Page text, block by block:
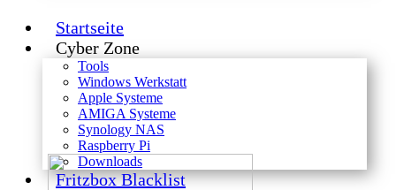
Startseite
Cyber Zone
Tools
Windows Werkstatt
Apple Systeme
AMIGA Systeme
Synology NAS
Raspberry Pi
Downloads
Fritzbox Blacklist